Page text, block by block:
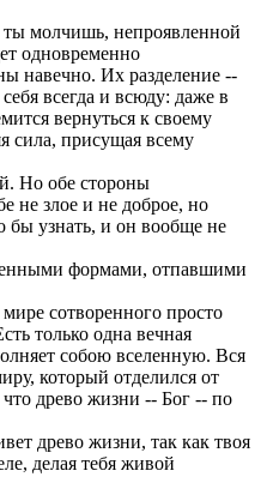
ты молчишь, непроявленной
одновременно
навечно. Их разделение --
всегда и всюду: даже в
вернуться к своему
сила, присущая всему
Но обе стороны
не злое и не доброе, но
бы узнать, и он вообще не
формами, отпавшими
сотворенного просто
только одна вечная
собою вселенную. Вся
который отделился от
древо жизни -- Бог -- по
древо жизни, так как твоя
делая тебя живой